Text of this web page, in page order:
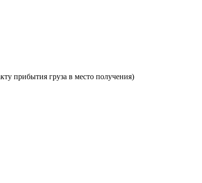
прибытия груза в место получения)